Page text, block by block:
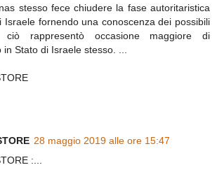
stesso fece chiudere la fase autoritaristica
Israele fornendo una conoscenza dei possibili
rappresentò occasione maggiore di
in Stato di Israele stesso. ...
28 maggio 2019 alle ore 15:47
:...